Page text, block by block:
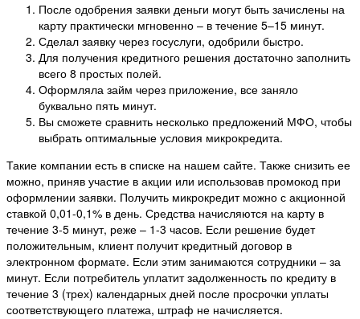
После одобрения заявки деньги могут быть зачислены на
карту практически мгновенно – в течение 5–15 минут.
Сделал заявку через госуслуги, одобрили быстро.
Для получения кредитного решения достаточно заполнить
всего 8 простых полей.
Оформляла займ через приложение, все заняло
буквально пять минут.
Вы сможете сравнить несколько предложений МФО, чтобы
выбрать оптимальные условия микрокредита.
Такие компании есть в списке на нашем сайте. Также снизить ее
можно, приняв участие в акции или использовав промокод при
оформлении заявки. Получить микрокредит можно с акционной
ставкой 0,01-0,1% в день. Средства начисляются на карту в
течение 3-5 минут, реже – 1-3 часов. Если решение будет
положительным, клиент получит кредитный договор в
электронном формате. Если этим занимаются сотрудники – за
минут. Если потребитель уплатит задолженность по кредиту в
течение 3 (трех) календарных дней после просрочки уплаты
соответствующего платежа, штраф не начисляется.